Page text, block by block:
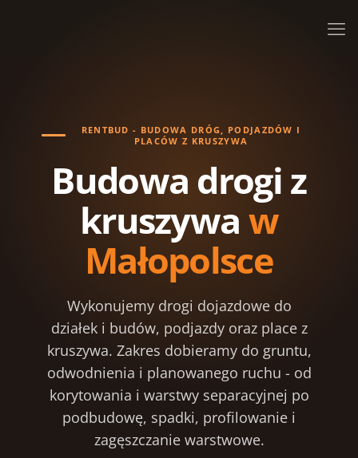
RENTBUD - BUDOWA DRÓG, PODJAZDÓW I
PLACÓW Z KRUSZYWA
Budowa drogi z
kruszywaw
Małopolsce
Wykonujemy drogi dojazdowe do
działek i budów, podjazdy oraz place z
kruszywa. Zakres dobieramy do gruntu,
odwodnienia i planowanego ruchu - od
korytowania i warstwy separacyjnej po
podbudowę, spadki, profilowanie i
zagęszczanie warstwowe.